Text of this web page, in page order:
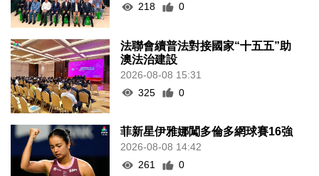
218
0
法聯會續普法對接國家“十五五”助
澳法治建設
2026-08-08 15:31
325
0
菲新星伊雅娜闖多倫多網球賽16強
2026-08-08 14:42
261
0